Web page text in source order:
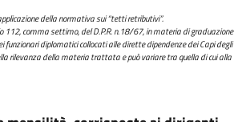
della normativa sui “tetti retributivi”.
comma settimo, del D.P.R. n.18/67, in materia di graduazione
diplomatici collocati alle dirette dipendenze dei Capi degli
rilevanza della materia trattata e può variare tra quella di cui alla